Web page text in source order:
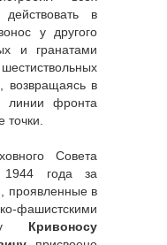
в
у другого
и гранатами
возвращаясь в
линии фронта
Совета
года за
проявленные в
Кривоносу